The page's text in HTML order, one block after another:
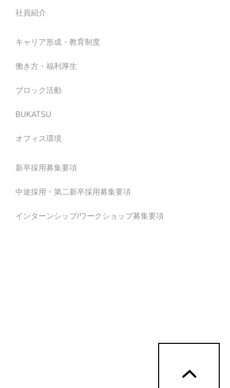
社員紹介
キャリア形成・教育制度
働き方・福利厚生
ブロック活動
BUKATSU
オフィス環境
新卒採用募集要項
中途採用・第二新卒採用募集要項
インターンシップ/ワークショップ募集要項